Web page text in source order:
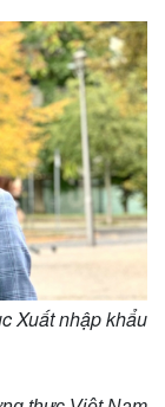
i
m
e
Xuất nhập khẩu